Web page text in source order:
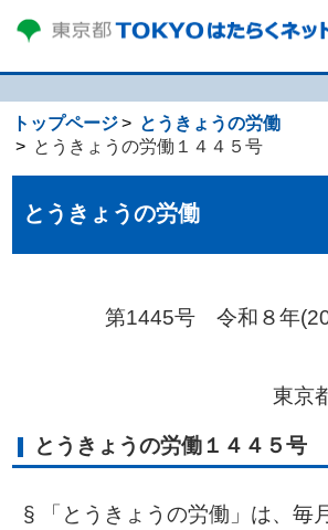
トップページ
とうきょうの労働
とうきょうの労働１４４５号
とうきょうの労働
第1445号 令和８年
東京
とうきょうの労働１４４５号
§ 「とうきょうの労働」は、毎